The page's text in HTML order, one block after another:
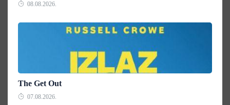
08.08.2026.
The Get Out
07.08.2026.